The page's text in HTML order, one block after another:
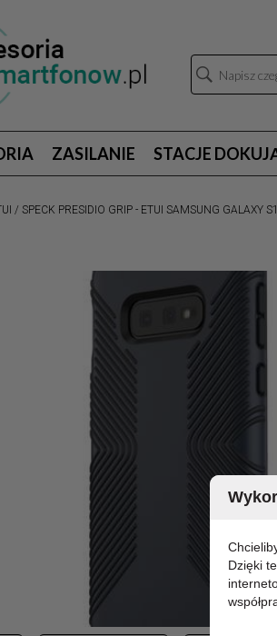
ZASILANIE STACJE
/ SPECK PRESIDIO GRIP - ETUI SAMSUNG GALAXY
Dzięki